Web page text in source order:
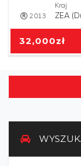
32,000zł
2013
Kraj
ZEA